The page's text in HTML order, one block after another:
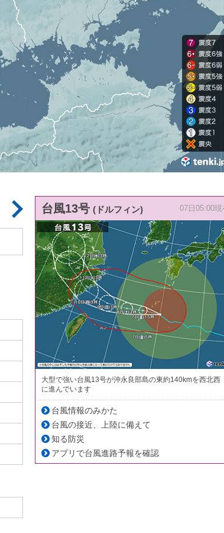
台風13号 (ドルフィン) 07日05:00現
大型で強い台風13号が沖永良部島の東約140kmを西北西
に進んでいます
台風情報のみかた
台風の接近、上陸に備えて
知る防災
アプリで台風進路予報を確認